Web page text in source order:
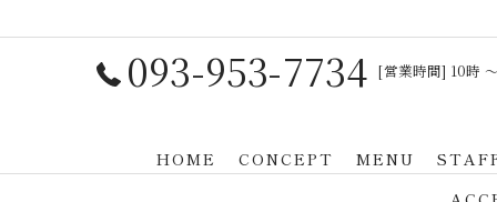
093-953-7734 [営業時間] 10時
HOME CONCEPT MENU